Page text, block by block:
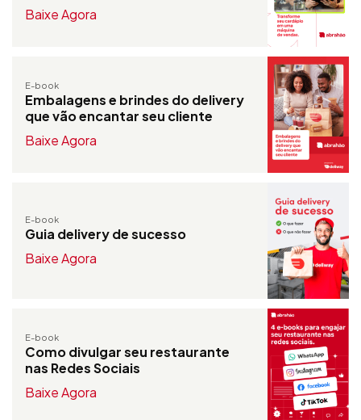
Baixe Agora
E-book
Embalagens e brindes do delivery
que vão encantar seu cliente
Baixe Agora
E-book
Guia delivery de sucesso
Baixe Agora
E-book
Como divulgar seu restaurante
nas Redes Sociais
Baixe Agora